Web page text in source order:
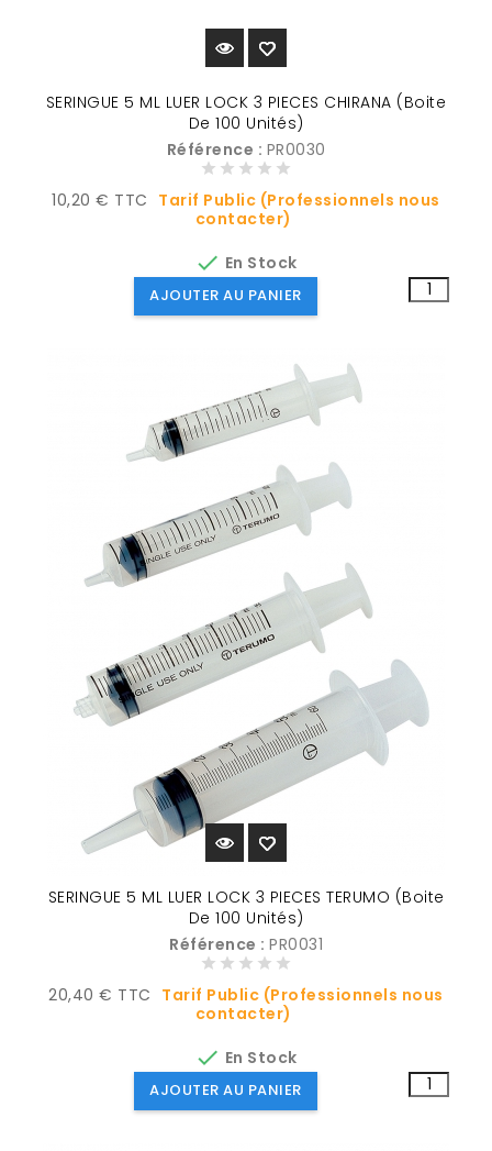
SERINGUE 5 ML LUER LOCK 3 PIECES CHIRANA (Boite
De 100 Unités)
Référence : PR0030
Prix
10,20 € TTC Tarif Public (Professionnels nous
contacter)
 En Stock
AJOUTER AU PANIER
SERINGUE 5 ML LUER LOCK 3 PIECES TERUMO (Boite
De 100 Unités)
Référence : PR0031
Prix
20,40 € TTC Tarif Public (Professionnels nous
contacter)
 En Stock
AJOUTER AU PANIER